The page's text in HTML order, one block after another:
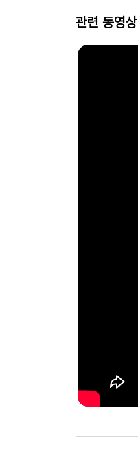
관련 동영상